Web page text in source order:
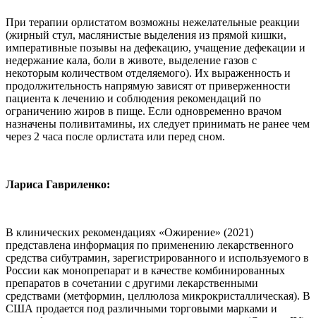
При терапии орлистатом возможны нежелательные реакции
(жирный стул, маслянистые выделения из прямой кишки,
императивные позывы на дефекацию, учащение дефекации и
недержание кала, боли в животе, выделение газов с
некоторым количеством отделяемого). Их выраженность и
продолжительность напрямую зависят от приверженности
пациента к лечению и соблюдения рекомендаций по
ограничению жиров в пище. Если одновременно врачом
назначены поливитамины, их следует принимать не ранее чем
через 2 часа после орлистата или перед сном.
Лариса Гавриленко:
В клинических рекомендациях «Ожирение» (2021)
представлена информация по применению лекарственного
средства сибутрамин, зарегистрированного и используемого в
России как монопрепарат и в качестве комбинированных
препаратов в сочетании с другими лекарственными
средствами (метформин, целлюлоза микрокристаллическая). В
США продается под различными торговыми марками и